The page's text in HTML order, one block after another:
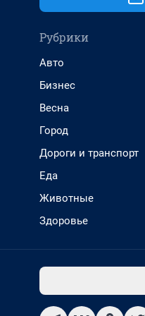
Рубрики
Авто
Бизнес
Весна
Город
Дороги и транспорт
Еда
Животные
Здоровье